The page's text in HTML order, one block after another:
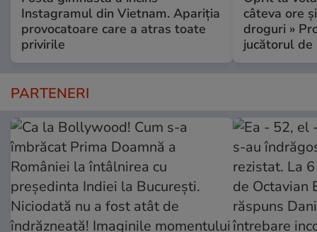
Instagramul din Vietnam. Apariția
provocatoare care a atras toate
privirile
câteva ore
droguri »
jucătorul
PARTENERI